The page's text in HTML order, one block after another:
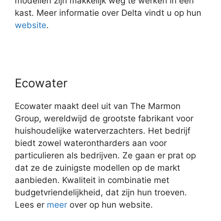
kast. Meer informatie over Delta vindt u op hun
website.
Ecowater
Ecowater maakt deel uit van The Marmon
Group, wereldwijd de grootste fabrikant voor
huishoudelijke waterverzachters. Het bedrijf
biedt zowel waterontharders aan voor
particulieren als bedrijven. Ze gaan er prat op
dat ze de zuinigste modellen op de markt
aanbieden. Kwaliteit in combinatie met
budgetvriendelijkheid, dat zijn hun troeven.
Lees er meer over op hun website.